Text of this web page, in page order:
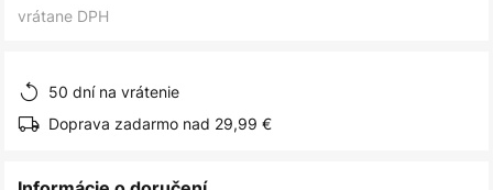
vrátane DPH
50 dní na vrátenie
Doprava zadarmo nad 29,99 €